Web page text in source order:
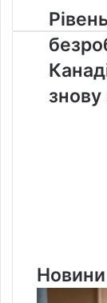
Рівень
безробіття
в
Канаді
знову
зріс
знову